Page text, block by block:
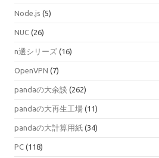
Node.js (5)
NUC (26)
n選シリーズ (16)
OpenVPN (7)
pandaの大余談 (262)
pandaの大再生工場 (11)
pandaの大計算用紙 (34)
PC (118)